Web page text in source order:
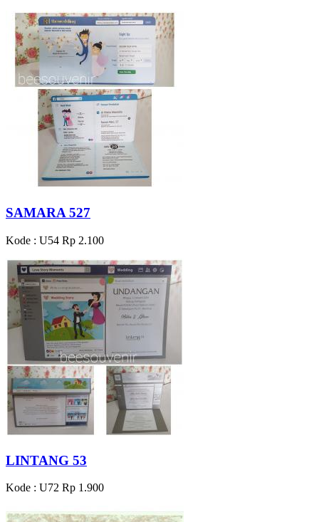
SAMARA 527
Kode : U54 Rp 2.100
LINTANG 53
Kode : U72 Rp 1.900